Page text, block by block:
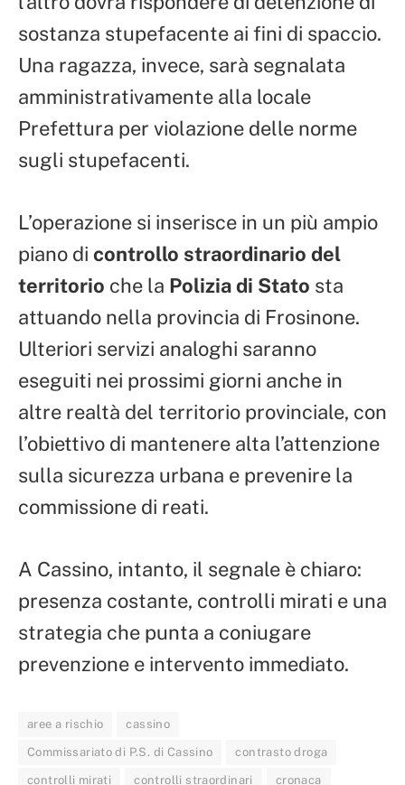
sostanza stupefacente ai fini di spaccio.
Una ragazza, invece, sarà segnalata
amministrativamente alla locale
Prefettura per violazione delle norme
sugli stupefacenti.
L’operazione si inserisce in un più ampio
piano di controllo straordinario del
territorio che la Polizia di Stato sta
attuando nella provincia di Frosinone.
Ulteriori servizi analoghi saranno
eseguiti nei prossimi giorni anche in
altre realtà del territorio provinciale, con
l’obiettivo di mantenere alta l’attenzione
sulla sicurezza urbana e prevenire la
commissione di reati.
A Cassino, intanto, il segnale è chiaro:
presenza costante, controlli mirati e una
strategia che punta a coniugare
prevenzione e intervento immediato.
aree a rischio cassino
Commissariato di P.S. di Cassino contrasto droga
controlli mirati controlli straordinari cronaca